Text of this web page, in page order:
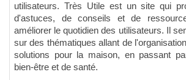
utilisateurs. Très Utile est un site qui
d'astuces, de conseils et de
améliorer le quotidien des utilisateurs. Il
sur des thématiques allant de
solutions pour la maison, en passant
bien-être et de santé.